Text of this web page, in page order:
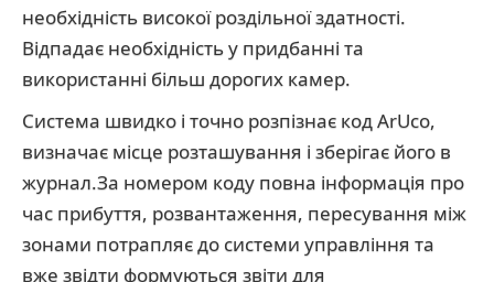
необхідність високої роздільної здатності.
Відпадає необхідність у придбанні та
використанні більш дорогих камер.
Система швидко і точно розпізнає код ArUco,
визначає місце розташування і зберігає його в
журнал.За номером коду повна інформація про
час прибуття, розвантаження, пересування між
зонами потрапляє до системи управління та
вже звідти формуються звіти для